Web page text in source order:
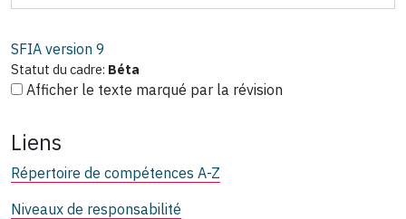
SFIA version 9
Statut du cadre: Béta
Afficher le texte marqué par la révision
Liens
Répertoire de compétences A-Z
Niveaux de responsabilité